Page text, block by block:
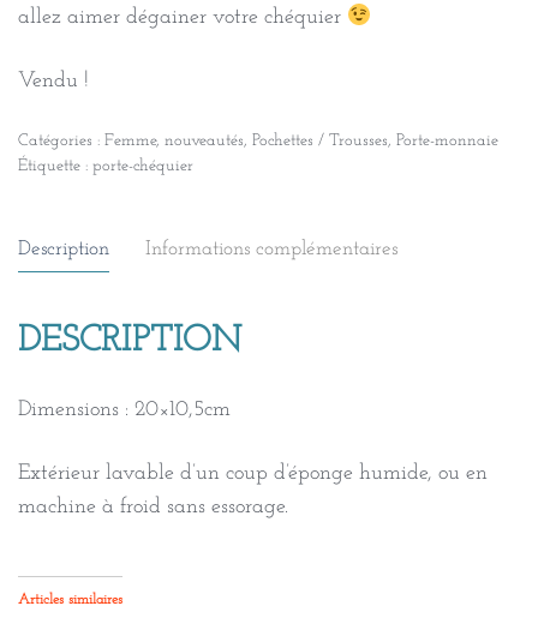
allez aimer dégainer votre chéquier
Vendu !
Catégories : Femme, nouveautés, Pochettes / Trousses, Porte-monnaie
Étiquette : porte-chéquier
Description Informations complémentaires
DESCRIPTION
Dimensions : 20×10,5cm
Extérieur lavable d’un coup d’éponge humide, ou en
machine à froid sans essorage.
Articles similaires